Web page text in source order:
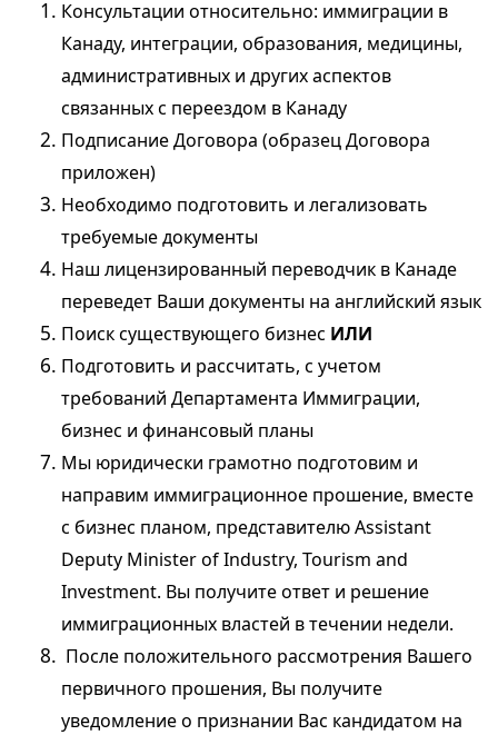
Консультации относительно: иммиграции в
Канаду, интеграции, образования, медицины,
административных и других аспектов
связанных с переездом в Канаду
Подписание Договора (образец Договора
приложен)
Необходимо подготовить и легализовать
требуемые документы
Наш лицензированный переводчик в Канаде
переведет Ваши документы на английский язык
Поиск существующего бизнес ИЛИ
Подготовить и рассчитать, с учетом
требований Департамента Иммиграции,
бизнес и финансовый планы
Мы юридически грамотно подготовим и
направим иммиграционное прошение, вместе
с бизнес планом, представителюAssistant
Deputy Minister of Industry, Tourism and
Investment. Вы получите ответ и решение
иммиграционных властей в течении недели.
После положительного рассмотрения Вашего
первичного прошения, Вы получите
уведомление о признании Вас кандидатом на